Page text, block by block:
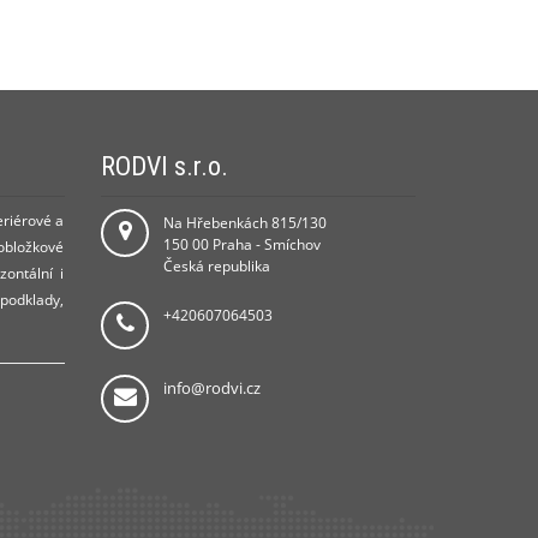
a
i
RODVI s.r.o.
Na Hřebenkách 815/130
150 00 Praha - Smíchov
Česká republika
+420607064503
info@rodvi.cz